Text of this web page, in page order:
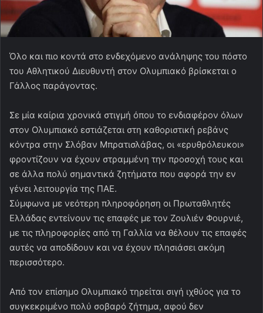
Όλο και πιο κοντά στο ενδεχόμενο ανάληψης του πόστο
του Αθλητικού Διευθυντή στον Ολυμπιακό βρίσκεται ο
Γάλλος παράγοντας.
Σε μία καίρια χρονικά στιγμή όπου το ενδιαφέρον όλων
στον Ολυμπιακό εστιάζεται στη καθοριστική ρεβάνς
κόντρα στην Σλόβαν Μπρατισλάβας, οι «ερυθρόλευκοι»
φροντίζουν να έχουν στραμμένη την προσοχή τους και
σε άλλα πολύ σημαντικά ζητήματα που αφορά την εν
γένει λειτουργία της ΠΑΕ.
Σύμφωνα με νεότερη πληροφόρηση οι Πρωταθλητές
Ελλάδας εντείνουν τις επαφές με τον Ζουλιέν Φουρνιέ,
με τις πληροφορίες από τη Γαλλία να θέλουν τις επαφές
αυτές να αποδίδουν και να έχουν πλησιάσει ακόμη
περισσότερο.
Από τον επίσημο Ολυμπιακό τηρείται σιγή ιχθύος για το
συγκεκριμένο πολύ σοβαρό ζήτημα, αφού δεν